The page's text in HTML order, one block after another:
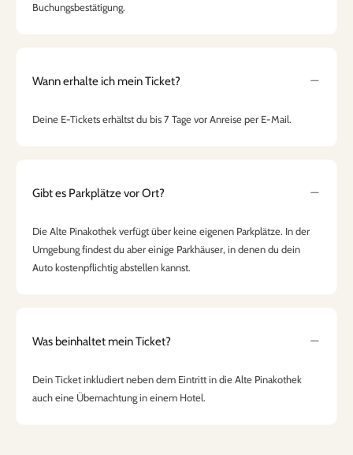
Buchungsbestätigung.
Wann erhalte ich mein Ticket?
Deine E-Tickets erhältst du bis 7 Tage vor Anreise per E-Mail.
Gibt es Parkplätze vor Ort?
Die Alte Pinakothek verfügt über keine eigenen Parkplätze. In der
Umgebung findest du aber einige Parkhäuser, in denen du dein
Auto kostenpflichtig abstellen kannst.
Was beinhaltet mein Ticket?
Dein Ticket inkludiert neben dem Eintritt in die Alte Pinakothek
auch eine Übernachtung in einem Hotel.